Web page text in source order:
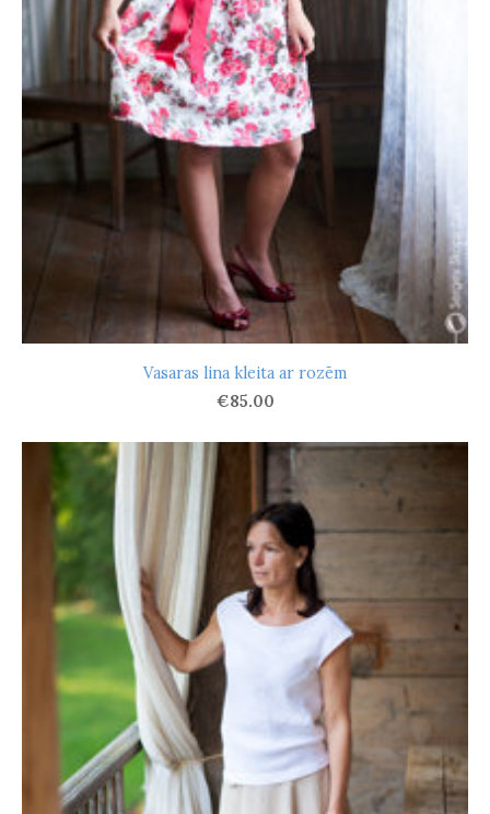
Vasaras lina kleita ar rozēm
€85.00